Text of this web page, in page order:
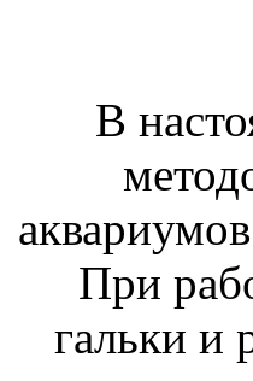
В
При
гальки и